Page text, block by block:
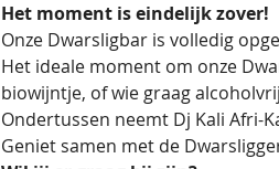
Het moment is eindelijk zover!
Onze Dwarsligbar is volledig
Het ideale moment om onze
biowijntje, of wie graag
Ondertussen neemt Dj Kali Afri-
Geniet samen met de